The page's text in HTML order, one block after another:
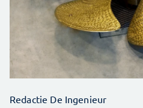
Redactie De Ingenieur